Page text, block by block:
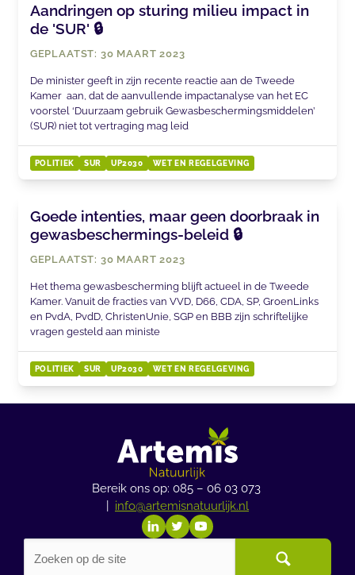
Aandringen op sturing milieu impact in
de 'SUR' 🔒
GEPLAATST: 30 MAART 2023
De minister geeft in zijn recente reactie aan de Tweede
Kamer aan, dat de aanvullende impactanalyse van het EC
voorstel ‘Duurzaam gebruik Gewasbeschermingsmiddelen’
(SUR) niet tot vertraging mag leid
POLITIEK SUR UP2030 WET EN REGELGEVING
Goede intenties, maar geen doorbraak in
gewasbeschermings-beleid 🔒
GEPLAATST: 30 MAART 2023
Het thema gewasbescherming blijft actueel in de Tweede
Kamer. Vanuit de fracties van VVD, D66, CDA, SP, GroenLinks
en PvdA, PvdD, ChristenUnie, SGP en BBB zijn schriftelijke
vragen gesteld aan ministe
POLITIEK SUR UP2030 WET EN REGELGEVING
Bereik ons op: 085 – 06 03 073
info@artemisnatuurlijk.nl